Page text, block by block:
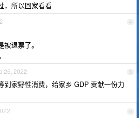
，所以回家看看
4
退票了。
5
26, 2022
到家野性消费，给家乡 GDP 贡献一份力
6